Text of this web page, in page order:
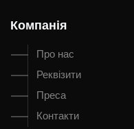
Компанія
Про нас
Реквізити
Преса
Контакти